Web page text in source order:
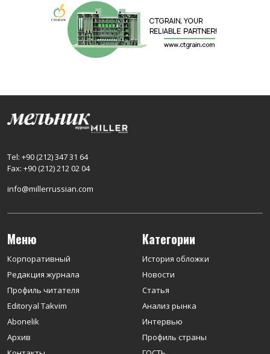
Tel: +90 (212) 347 31 64
Fax: +90 (212) 212 02 04
info@millerrussian.com
Меню
Корпоративный
Редакция журнала
Профиль читателя
Editoryal Takvim
Abonelik
Архив
Категории
История обложки
Новости
Статья
Анализ рынка
Интервью
Профиль страны